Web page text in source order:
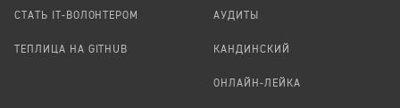
СТАТЬ IT-ВОЛОНТЕРОМ
ТЕПЛИЦА НА GITHUB
АУДИТЫ
КАНДИНСКИЙ
ОНЛАЙН-ЛЕЙКА